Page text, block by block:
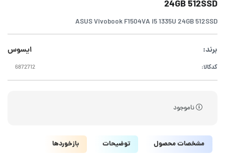
24GB 512SSD
ASUS Vivobook F1504VA i5 1335U 24GB 512SSD
برند: ایسوس
کدکالا:
ناموجود
مشخصات محصول توضیحات بازخوردها